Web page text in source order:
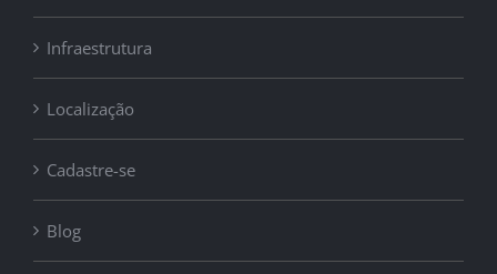
Infraestrutura
Localização
Cadastre-se
Blog